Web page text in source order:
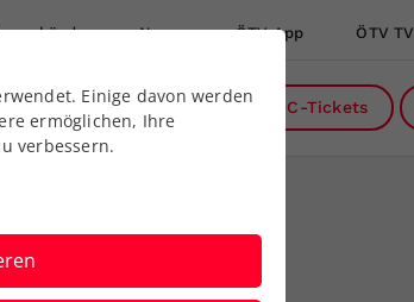
News ÖTV App ÖTV TV
Über uns DC-Tickets
Einige davon werden
ermöglichen, Ihre
verbessern.